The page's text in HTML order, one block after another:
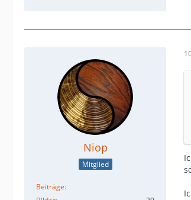
Niop
Mitglied
Beiträge